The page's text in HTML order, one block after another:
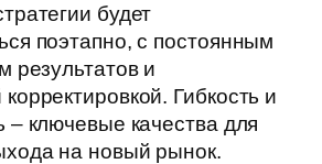
будет
поэтапно, с постоянным
результатов и
Гибкость и
– ключевые качества для
на новый рынок.